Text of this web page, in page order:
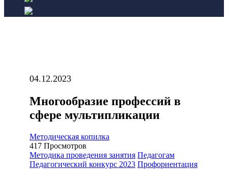
04.12.2023
Многообразие профессий в
сфере мультипликации
Методическая копилка
417 Просмотров
Методика проведения занятия Педагогам
Педагогический конкурс 2023 Профориентация